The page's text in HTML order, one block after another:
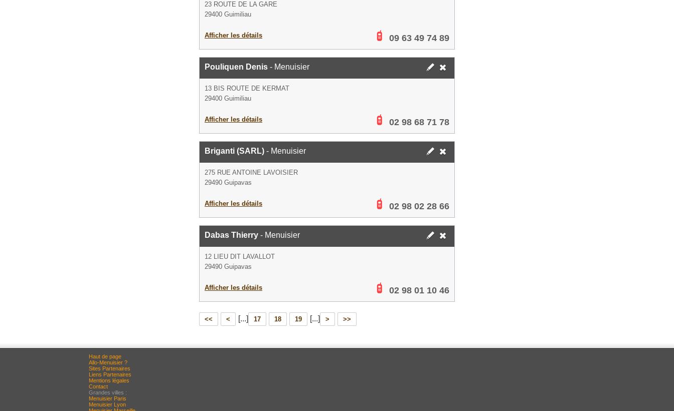
23 ROUTE DE LA GARE
29400 Guimiliau
Afficher les détails 09 63 49 74 89
Pouliquen Denis - Menuisier
13 BIS ROUTE DE KERMAT
29400 Guimiliau
Afficher les détails 02 98 68 71 78
Briganti (SARL) - Menuisier
275 RUE ANTOINE LAVOISIER
29490 Guipavas
Afficher les détails 02 98 02 28 66
Dabas Thierry - Menuisier
12 LIEU DIT LAVALLOT
29490 Guipavas
Afficher les détails 02 98 01 10 46
<< < [...] 17 18 19 [...] > >>
Haut de page
Allo-Menuisier ?
Sites Partenaires
Liens Partenaires
Mentions légales
Contact
Grandes villes :
Menuisier Paris
Menuisier Lyon